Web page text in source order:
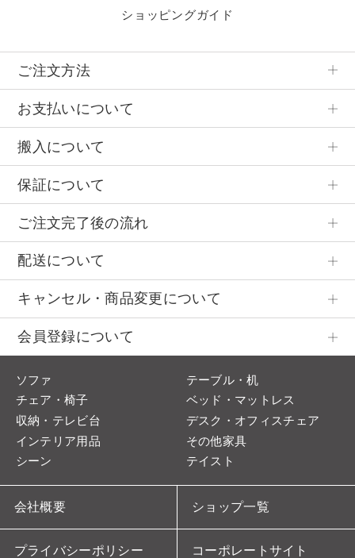
ショッピングガイド
ご注文方法
お支払いについて
搬入について
保証について
ご注文完了後の流れ
配送について
キャンセル・商品変更について
会員登録について
会社概要 ショップ一覧
プライバシーポリシー コーポレートサイト
ソファ
テーブル・机
チェア・椅子
ベッド・マットレス
収納・テレビ台
デスク・オフィスチェア
インテリア用品
その他家具
シーン
テイスト